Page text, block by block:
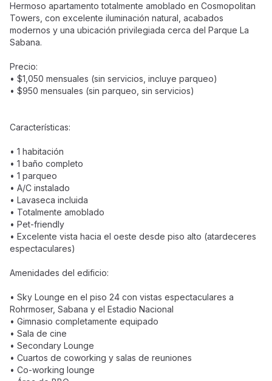
Hermoso apartamento totalmente amoblado en Cosmopolitan
Towers, con excelente iluminación natural, acabados
modernos y una ubicación privilegiada cerca del Parque La
Sabana.
Precio:
• $1,050 mensuales (sin servicios, incluye parqueo)
• $950 mensuales (sin parqueo, sin servicios)
Características:
• 1 habitación
• 1 baño completo
• 1 parqueo
• A/C instalado
• Lavaseca incluida
• Totalmente amoblado
• Pet-friendly
• Excelente vista hacia el oeste desde piso alto (atardeceres
espectaculares)
Amenidades del edificio:
• Sky Lounge en el piso 24 con vistas espectaculares a
Rohrmoser, Sabana y el Estadio Nacional
• Gimnasio completamente equipado
• Sala de cine
• Secondary Lounge
• Cuartos de coworking y salas de reuniones
• Co-working lounge